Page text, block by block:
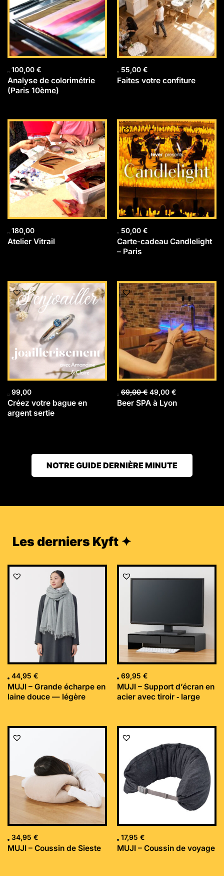
100,00 €
Analyse de colorimétrie
(Paris 10ème)
55,00 €
Faites votre confiture
180,00
Atelier Vitrail
50,00 €
Carte-cadeau Candlelight
– Paris
99,00
Créez votre bague en
argent sertie
69,00€
Le
prix
initial
était :
69,00 €.
49,00 €
Le
prix
actuel
est :
49,00 €.
Beer SPA à Lyon
NOTRE GUIDE DERNIÈRE MINUTE
Les derniers Kyft ✦
44,95 €
MUJI – Grande écharpe en
laine douce — légère
69,95 €
MUJI – Support d’écran en
acier avec tiroir ‐ large
34,95 €
MUJI – Coussin de Sieste
17,95 €
MUJI – Coussin de voyage